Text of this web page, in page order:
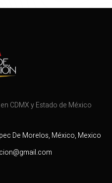
CDMX y Estado de México
De Morelos, México, Mexico